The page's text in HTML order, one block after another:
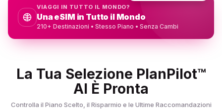
VIAGGI IN TUTTO IL MONDO?
Una eSIM in Tutto il Mondo
210+ Destinazioni • Stesso Piano • Senza Cambi
La Tua Selezione PlanPilot™
AI È Pronta
Controlla il Piano Scelto, il Risparmio e le Ultime Raccomandazioni